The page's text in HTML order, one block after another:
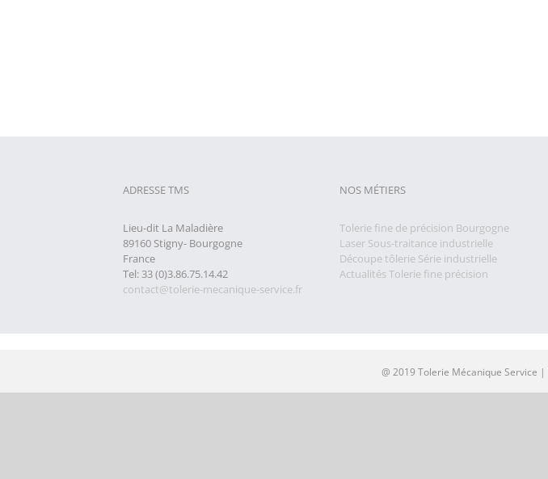
ADRESSE TMS
Lieu-dit La Maladière
89160 Stigny- Bourgogne
France
Tel: 33 (0)3.86.75.14.42
contact@tolerie-mecanique-service.fr
NOS MÉTIERS
Tolerie fine de précision Bourgogne
Laser Sous-traitance industrielle
Découpe tôlerie Série industrielle
Actualités Tolerie fine précision
@ 2019 Tolerie Mécanique Service |